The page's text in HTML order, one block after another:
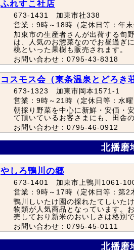
ふれすこ社店
673-1431 加東市社338
営業：9時～18時（定休日等：年末
加東市の生産者さんが出荷する旬
は、人気のお惣菜なのでお昼過ぎ
桃といった果樹も販売されます。
お問い合わせ：0795-43-8318
コスモス会（東条温泉とどろき
673-1323 加東市岡本1571-1
営業：9時～21時（定休日等：水曜
朝採り野菜を中心に新鮮・安価・
て頂いているお客さまにも、田舎
お問い合わせ：0795-46-0912
北播磨
やしろ鴨川の郷
673-1401 加東市上鴨川1061-
営業：9時～17時（定休日等：第2
鴨川しいたけ園の採れたてしいた
物類が人気商品となっています。
売しており新米のおいしさは格別で
お問い合わせ：0795-45-0111
北播磨